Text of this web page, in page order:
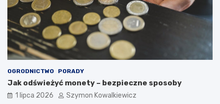
OGRODNICTWO PORADY
Jak odświeżyć monety – bezpieczne sposoby
1 lipca 2026 Szymon Kowalkiewicz